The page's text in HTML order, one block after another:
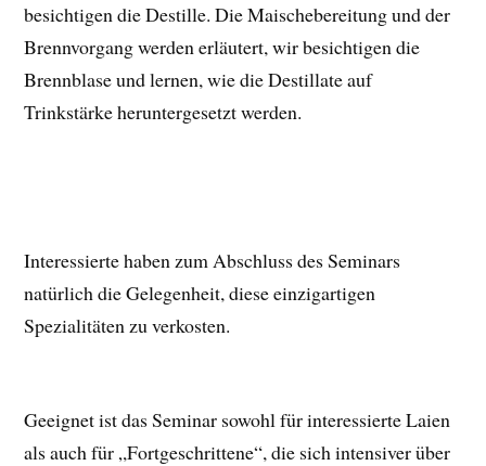
besichtigen die Destille. Die Maischebereitung und der
Brennvorgang werden erläutert, wir besichtigen die
Brennblase und lernen, wie die Destillate auf
Trinkstärke heruntergesetzt werden.
Interessierte haben zum Abschluss des Seminars
natürlich die Gelegenheit, diese einzigartigen
Spezialitäten zu verkosten.
Geeignet ist das Seminar sowohl für interessierte Laien
als auch für „Fortgeschrittene“, die sich intensiver über